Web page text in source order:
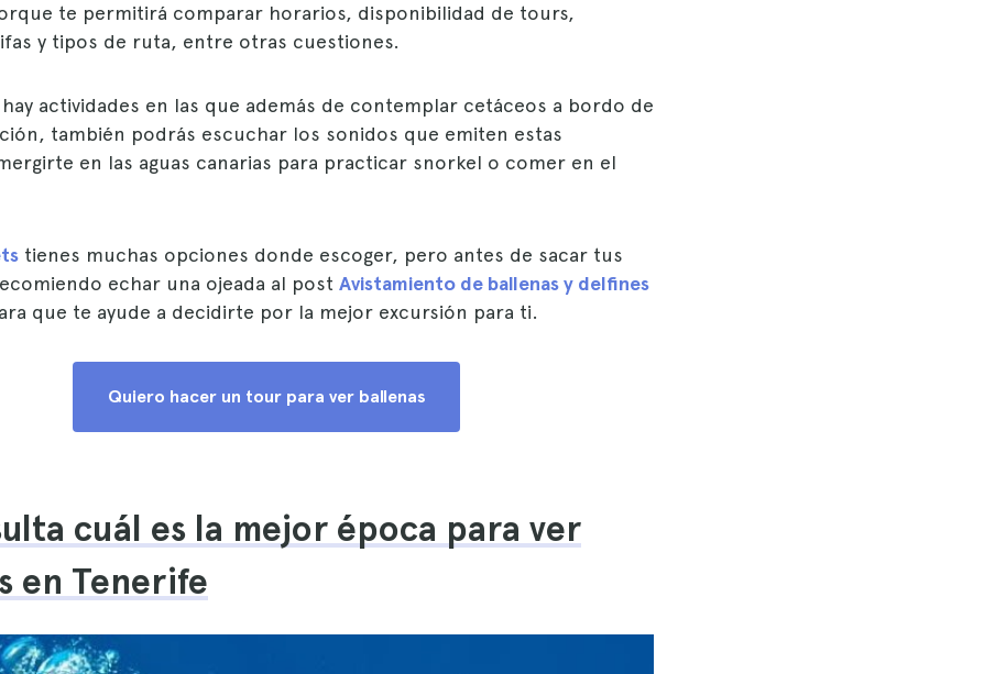
te permitirá comparar horarios, disponibilidad de tours,
y tipos de ruta, entre otras cuestiones.
actividades en las que además de contemplar cetáceos a bordo de
también podrás escuchar los sonidos que emiten estas
en las aguas canarias para practicar snorkel o comer en el
tienes muchas opciones donde escoger, pero antes de sacar tus
echar una ojeada al post Avistamiento de ballenas y delfines
que te ayude a decidirte por la mejor excursión para ti.
Quiero hacer un tour para ver ballenas
cuál es la mejor época para ver
en Tenerife